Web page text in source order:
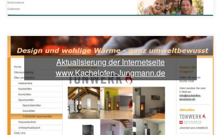
Aktualisierung der Internetseite
www.Kachelofen-Jungmann.de